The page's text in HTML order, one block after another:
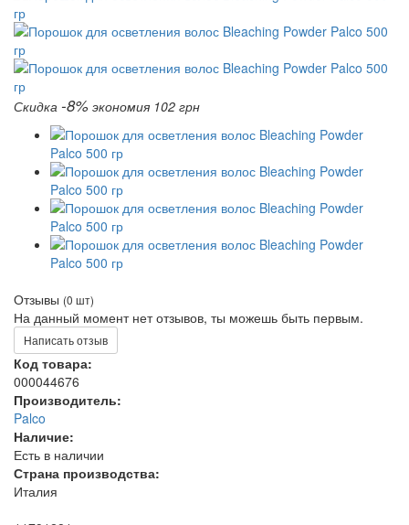
Скидка -8% экономия 102 грн
Отзывы (0 шт)
На данный момент нет отзывов, ты можешь быть первым.
Написать отзыв
Код товара:
000044676
Производитель:
Palco
Наличие:
Есть в наличии
Страна производства:
Италия